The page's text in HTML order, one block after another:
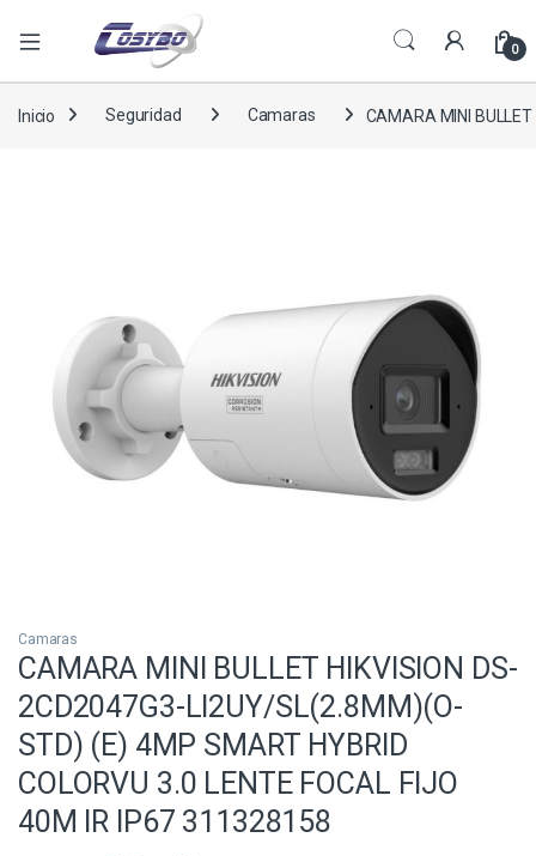
0
Inicio Seguridad Camaras CAMARA MINI
Camaras
CAMARA MINI BULLET HIKVISION DS-
2CD2047G3-LI2UY/SL(2.8MM)(O-
STD) (E) 4MP SMART HYBRID
COLORVU 3.0 LENTE FOCAL FIJO
40M IR IP67 311328158